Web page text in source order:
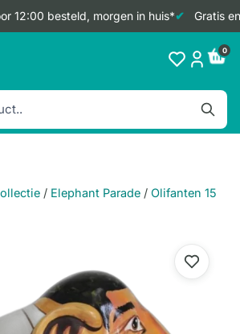
12:00 besteld, morgen in huis* Gratis
0
/ Elephant Parade / Olifanten 15